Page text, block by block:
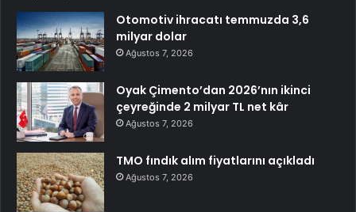
Otomotiv ihracatı temmuzda 3,6
milyar dolar
Ağustos 7, 2026
Oyak Çimento’dan 2026’nın ikinci
çeyreğinde 2 milyar TL net kâr
Ağustos 7, 2026
TMO fındık alım fiyatlarını açıkladı
Ağustos 7, 2026